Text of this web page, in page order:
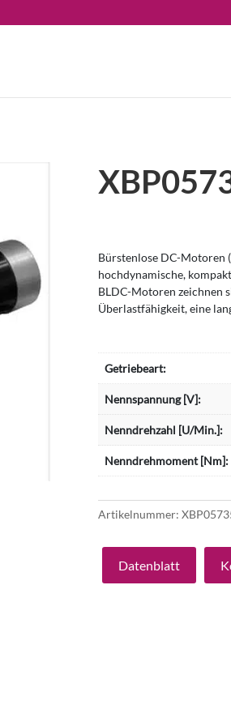
Bürstenlose DC-Motoren
hochdynamische,
BLDC-Motoren zeichnen
Überlastfähigkeit, eine
Getriebeart:
Nennspannung [V]:
Nenndrehzahl [U/Min.]:
Nenndrehmoment [Nm]:
Artikelnummer:
Datenblatt